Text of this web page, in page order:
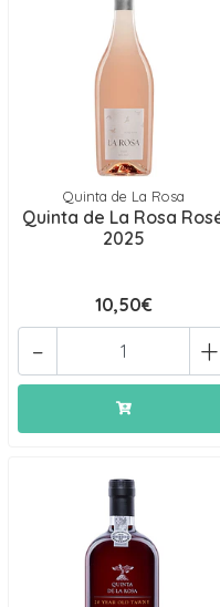
Quinta de La Rosa
Quinta de La Rosa
2025
10,50€
+
-